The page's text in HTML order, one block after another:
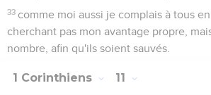
33 comme moi aussi je complais à tous
cherchant pas mon avantage propre,
nombre, afin qu'ils soient sauvés.
1 Corinthiens 11